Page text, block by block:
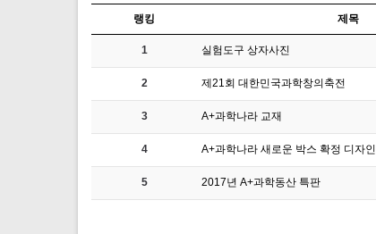
랭킹 제목
1 실험도구 상자사진
2 제21회 대한민국과학창의축전
3 A+과학나라 교재
4 A+과학나라 새로운 박스 확정 디자인
5 2017년 A+과학동산 특판